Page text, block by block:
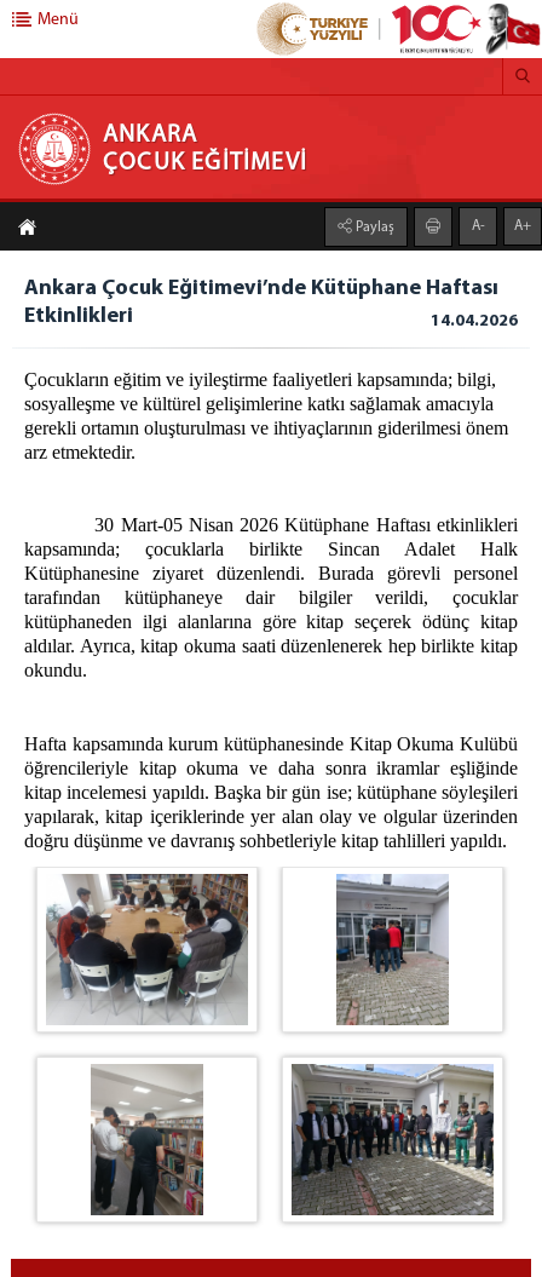
ANKARA ÇOCUK EĞİTİMEVİ
HAKKIMIZDA
EĞT.-ÖĞRT.SERV.
Örgün Eğitim
Yaygın Eğitim
Uzaktan Eğitim
Mesleki Eğitim
Kütüphane
Diğer Eğitim Faaliyetleri
SOS.-KÜLT.DEST.HİZM.
Ziyaret ve Görüş
Ödüllendirme
Sosyal Market
Vardiya Birimleri
Grup Liderliği
DİĞER BİRİMLER
Sağlık Servisi (Revir)
Teknik Servis
İşyurdu Servisi (İşyurtları Hizmetleri)
İnfaz Birimi
Personel Kalemi
Emanet Para Birimi
Genel Bütçe Birimi (Ambar)
Mektup Okuma Birimi
Yardımcı Birimler
Menü
ANKARA
ÇOCUK EĞİTİMEVİ
Paylaş A- A+
Ankara Çocuk Eğitimevi’nde Kütüphane Haftası
Etkinlikleri
14.04.2026
Çocukların eğitim ve iyileştirme faaliyetleri kapsamında; bilgi,
sosyalleşme ve kültürel gelişimlerine katkı sağlamak amacıyla
gerekli ortamın oluşturulması ve ihtiyaçlarının giderilmesi önem
arz etmektedir.
30 Mart-05 Nisan 2026 Kütüphane Haftası etkinlikleri
kapsamında; çocuklarla birlikte Sincan Adalet Halk
Kütüphanesine ziyaret düzenlendi. Burada görevli personel
tarafından kütüphaneye dair bilgiler verildi, çocuklar
kütüphaneden ilgi alanlarına göre kitap seçerek ödünç kitap
aldılar. Ayrıca, kitap okuma saati düzenlenerek hep birlikte kitap
okundu.
Hafta kapsamında kurum kütüphanesinde Kitap Okuma Kulübü
öğrencileriyle kitap okuma ve daha sonra ikramlar eşliğinde
kitap incelemesi yapıldı. Başka bir gün ise; kütüphane söyleşileri
yapılarak, kitap içeriklerinde yer alan olay ve olgular üzerinden
doğru düşünme ve davranış sohbetleriyle kitap tahlilleri yapıldı.